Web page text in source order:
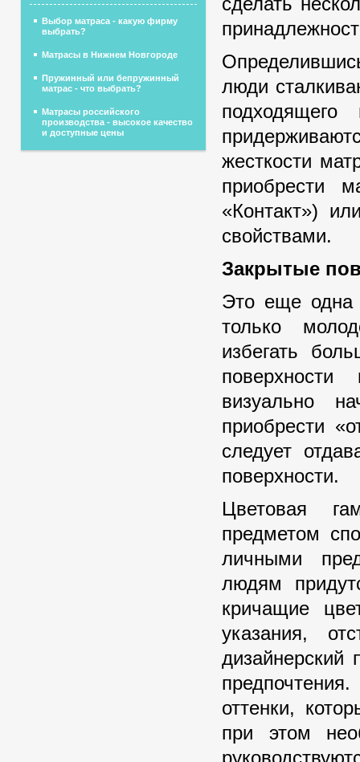
люди
жесткости
приобрести
«Контакт»)
свойствами.
Закрытые
Это еще одна
только
избегать
визуально
приобрести
следует
поверхности.
Цветовая
предметом
личными
людям
кричащие
указания,
оттенки,
при этом
Выбор матраса - какую фирму
выбрать?
Матрасы в Нижнем Новгороде
Пружинный или бепружинный
матрас - что выбрать?
Матрасы российского
производства - высокое качество
и доступные цены